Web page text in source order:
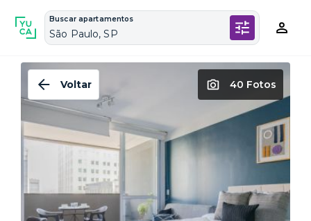
Buscar apartamentos
São Paulo, SP
Voltar 40 Fotos